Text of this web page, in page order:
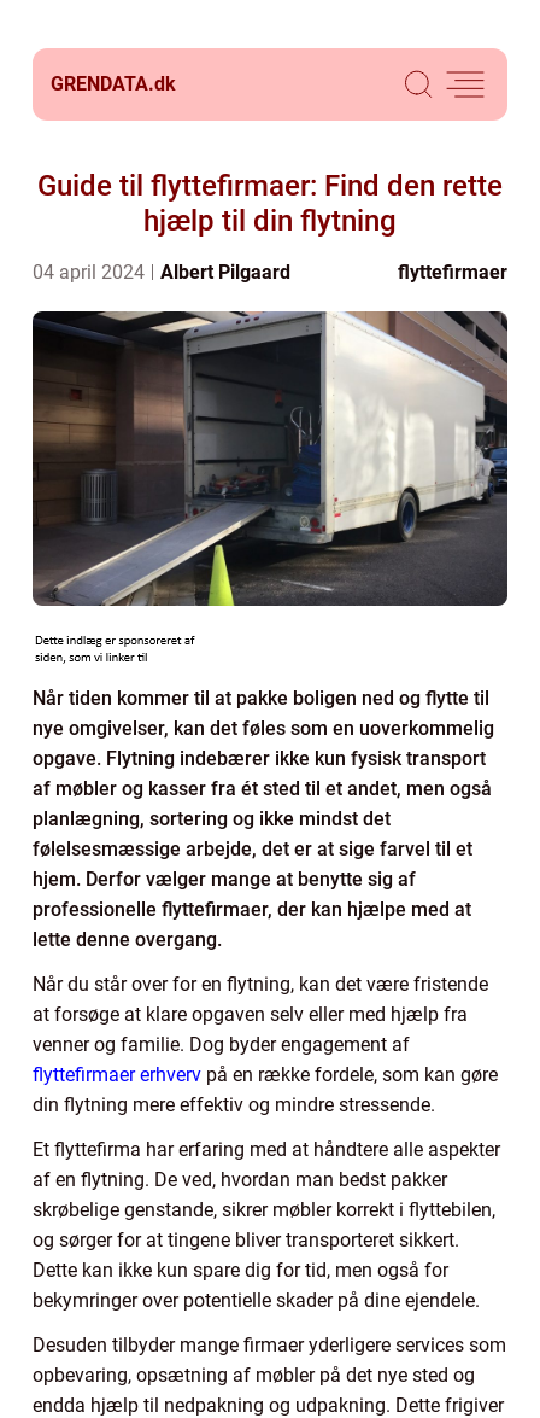
GRENDATA.dk
Guide til flyttefirmaer: Find den rette
hjælp til din flytning
04 april 2024 Albert Pilgaard flyttefirmaer
Når tiden kommer til at pakke boligen ned og flytte til
nye omgivelser, kan det føles som en uoverkommelig
opgave. Flytning indebærer ikke kun fysisk transport
af møbler og kasser fra ét sted til et andet, men også
planlægning, sortering og ikke mindst det
følelsesmæssige arbejde, det er at sige farvel til et
hjem. Derfor vælger mange at benytte sig af
professionelle flyttefirmaer, der kan hjælpe med at
lette denne overgang.
Når du står over for en flytning, kan det være fristende
at forsøge at klare opgaven selv eller med hjælp fra
venner og familie. Dog byder engagement af
flyttefirmaer erhverv på en række fordele, som kan gøre
din flytning mere effektiv og mindre stressende.
Et flyttefirma har erfaring med at håndtere alle aspekter
af en flytning. De ved, hvordan man bedst pakker
skrøbelige genstande, sikrer møbler korrekt i flyttebilen,
og sørger for at tingene bliver transporteret sikkert.
Dette kan ikke kun spare dig for tid, men også for
bekymringer over potentielle skader på dine ejendele.
Desuden tilbyder mange firmaer yderligere services som
opbevaring, opsætning af møbler på det nye sted og
endda hjælp til nedpakning og udpakning. Dette frigiver